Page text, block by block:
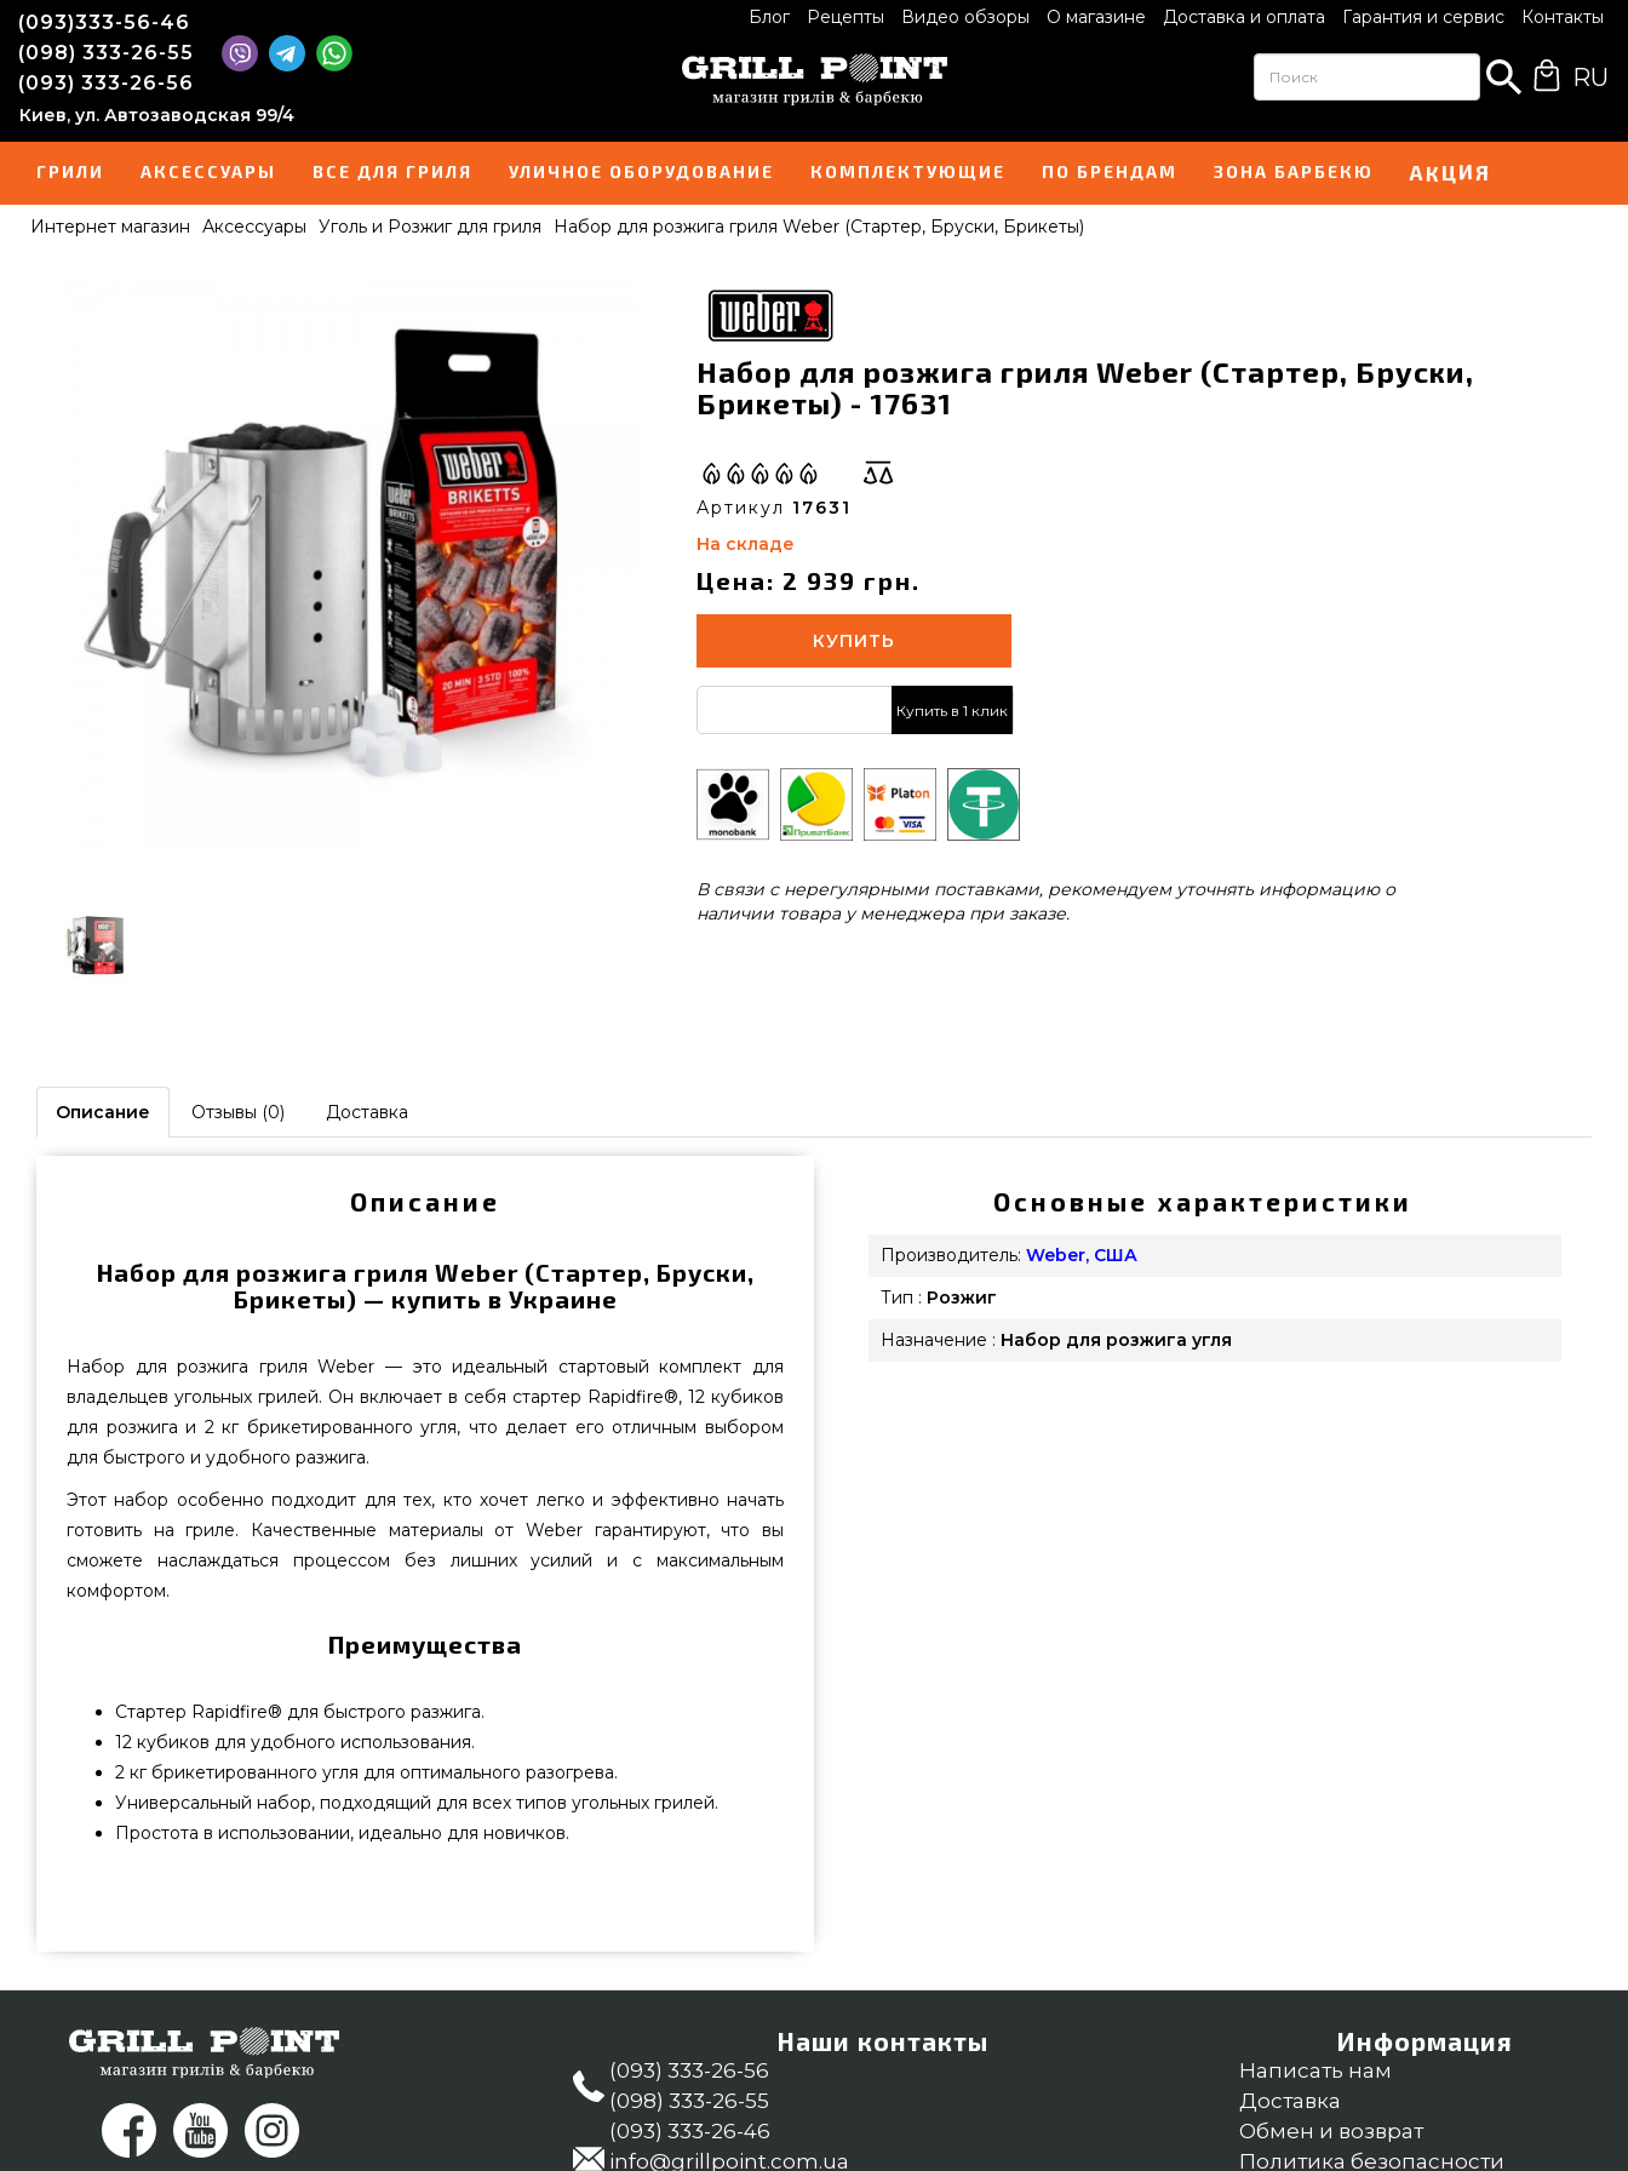
Блог Рецепты Видео обзоры О магазине Доставка и оплата Гарантия и сервис Контакты
(093)333-56-46
(098) 333-26-55
(093) 333-26-56
Киев, ул. Автозаводская 99/4
RU
ГРИЛИ АКСЕССУАРЫ ВСЕ ДЛЯ ГРИЛЯ УЛИЧНОЕ ОБОРУДОВАНИЕ КОМПЛЕКТУЮЩИЕ ПО БРЕНДАМ ЗОНА БАРБЕКЮ АКЦИЯ
Интернет магазин Аксессуары Уголь и Розжиг для гриля Набор для розжига гриля Weber (Стартер, Бруски, Брикеты)
Набор для розжига гриля Weber (Стартер, Бруски,
Брикеты) - 17631
Артикул 17631
На складе
Цена: 2 939 грн.
КУПИТЬ
Купить в 1 клик
В связи с нерегулярными поставками, рекомендуем уточнять информацию о
наличии товара у менеджера при заказе.
Описание Отзывы (0) Доставка
Описание
Набор для розжига гриля Weber (Стартер, Бруски,
Брикеты) — купить в Украине
Набор для розжига гриля Weber — это идеальный стартовый комплект для
владельцев угольных грилей. Он включает в себя стартер Rapidfire®, 12 кубиков
для розжига и 2 кг брикетированного угля, что делает его отличным выбором
для быстрого и удобного разжига.
Этот набор особенно подходит для тех, кто хочет легко и эффективно начать
готовить на гриле. Качественные материалы от Weber гарантируют, что вы
сможете наслаждаться процессом без лишних усилий и с максимальным
комфортом.
Преимущества
Стартер Rapidfire® для быстрого разжига.
12 кубиков для удобного использования.
2 кг брикетированного угля для оптимального разогрева.
Универсальный набор, подходящий для всех типов угольных грилей.
Простота в использовании, идеально для новичков.
онлайн магазине грилей и барбекью GrillPoint. Заманчивые предложения на Уголь и
Розжиг для гриля в каталоге магазина grillpoint.com.ua Напишите прямо сейчас нашим
Днепродзержинск, Днепропетровск, Ровно
Основные характеристики
Производитель: Weber, США
Тип : Розжиг
Назначение : Набор для розжига угля
Наши контакты
(093) 333-26-56
(098) 333-26-55
(093) 333-26-46
info@grillpoint.com.ua
Информация
Написать нам
Доставка
Обмен и возврат
Политика безопасности